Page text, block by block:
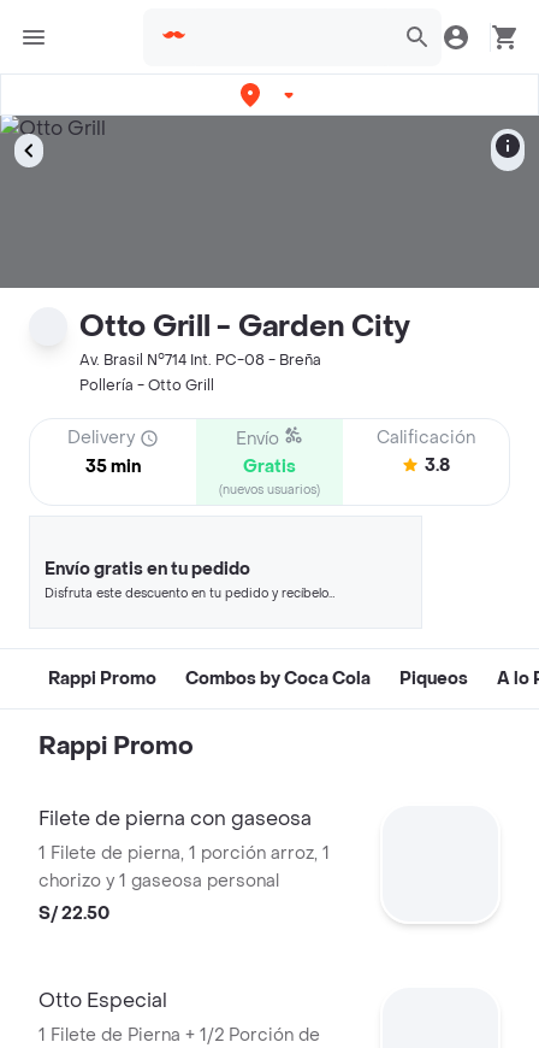
Otto Grill - Garden City
Av. Brasil N°714 Int. PC-08 - Breña
Pollería - Otto Grill
Delivery
35 min
Envío
Gratis
(nuevos usuarios)
Calificación
3.8
Envío gratis en tu pedido
Disfruta este descuento en tu pedido y recíbelo
Rappi Promo Combos by Coca Cola Piqueos A lo
Rappi Promo
Filete de pierna con gaseosa
1 Filete de pierna, 1 porción arroz, 1
chorizo y 1 gaseosa personal
S/ 22.50
Otto Especial
1 Filete de Pierna + 1/2 Porción de